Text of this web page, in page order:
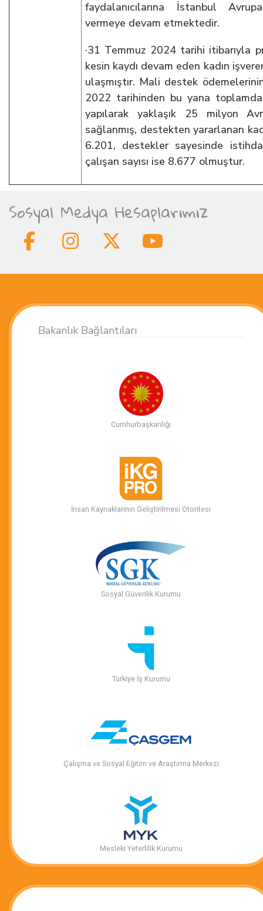
faydalanıcılarına İstanbul
vermeye devam etmektedir.
·31 Temmuz 2024 tarihi itibarıyla
kesin kaydı devam eden kadın
ulaşmıştır. Mali destek
2022 tarihinden bu yana
yapılarak yaklaşık 25 milyon
sağlanmış, destekten yararlanan
6.201, destekler sayesinde
çalışan sayısı ise 8.677 olmuştur.
Sosyal Medya Hesaplarımız
Bakanlık Bağlantıları
Cumhurbaşkanlığı
İnsan Kaynaklarının Geliştirilmesi Otoritesi
Sosyal Güvenlik Kurumu
Türkiye İş Kurumu
Çalışma ve Sosyal Eğitim ve Araştırma Merkezi
Mesleki Yeterlilik Kurumu